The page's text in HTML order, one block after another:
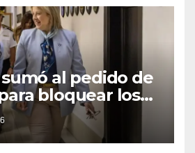
al pedido de
bloquear los
las cárceles de la